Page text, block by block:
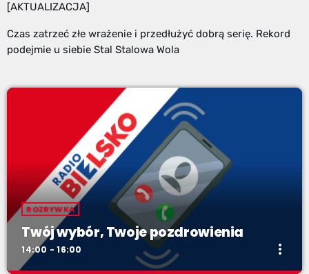
[AKTUALIZACJA]
Czas zatrzeć złe wrażenie i przedłużyć dobrą serię. Rekord
podejmie u siebie Stal Stalowa Wola
ROZRYWKA
Twój wybór, Twoje pozdrowienia
14:00 - 16:00 more_vert